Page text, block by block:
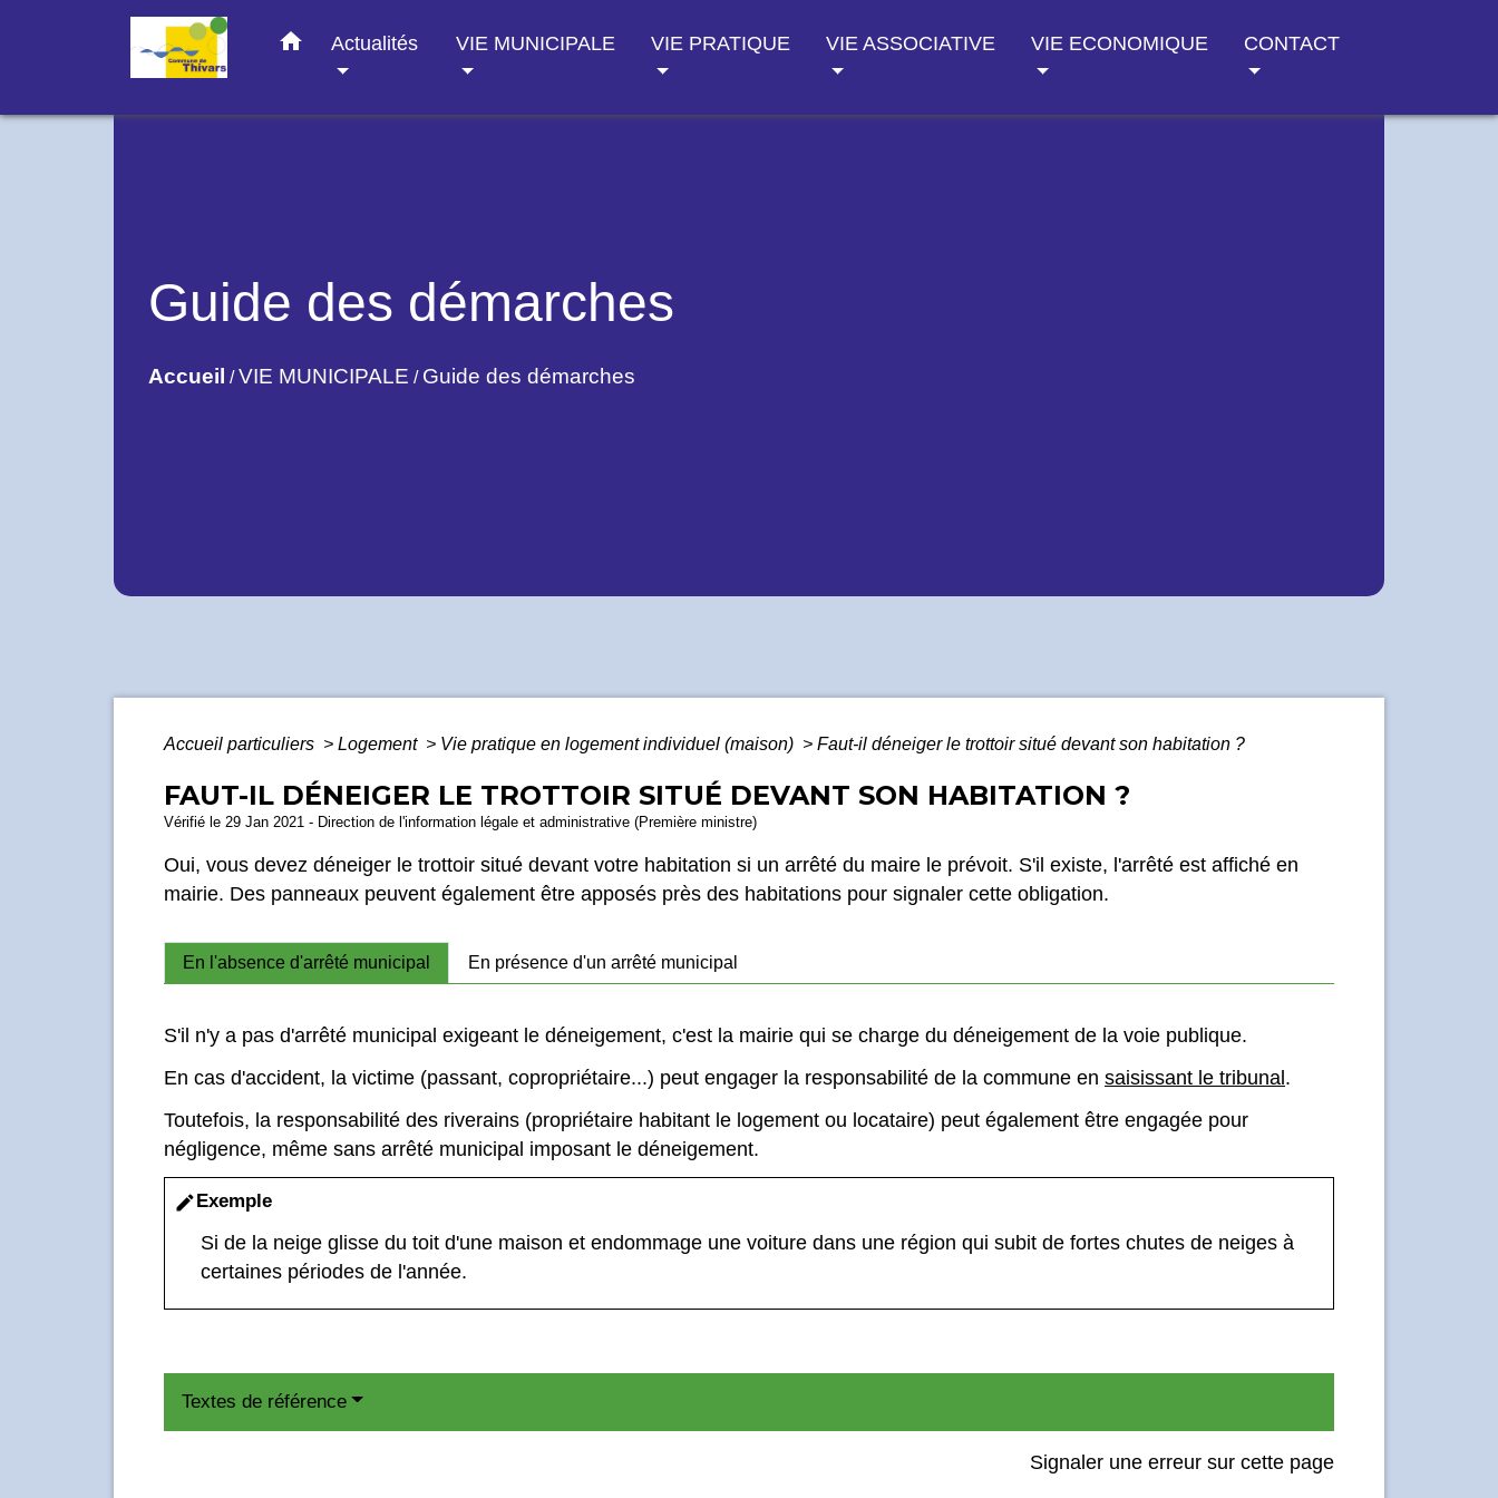
home Actualités VIE MUNICIPALE VIE PRATIQUE VIE ASSOCIATIVE VIE ECONOMIQUE CONTACT
Guide des démarches
Accueil /VIE MUNICIPALE / Guide des démarches
Accueil particuliers > Logement > Vie pratique en logement individuel (maison) > Faut-il déneiger le trottoir situé devant son habitation ?
FAUT-IL DÉNEIGER LE TROTTOIR SITUÉ DEVANT SON HABITATION ?
Vérifié le 29 Jan 2021 - Direction de l'information légale et administrative (Première ministre)
Oui, vous devez déneiger le trottoir situé devant votre habitation si un arrêté du maire le prévoit. S'il existe, l'arrêté est affiché en
mairie. Des panneaux peuvent également être apposés près des habitations pour signaler cette obligation.
En l'absence d'arrêté municipal En présence d'un arrêté municipal
S'il n'y a pas d'arrêté municipal exigeant le déneigement, c'est la mairie qui se charge du déneigement de la voie publique.
En cas d'accident, la victime (passant, copropriétaire...) peut engager la responsabilité de la commune en saisissant le tribunal.
Toutefois, la responsabilité des riverains (propriétaire habitant le logement ou locataire) peut également être engagée pour
négligence, même sans arrêté municipal imposant le déneigement.
edit Exemple
Si de la neige glisse du toit d'une maison et endommage une voiture dans une région qui subit de fortes chutes de neiges à
certaines périodes de l'année.
Textes de référence
Signaler une erreur sur cette page